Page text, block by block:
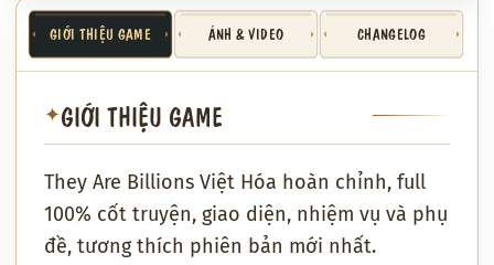
GIỚI THIỆU GAME ẢNH & VIDEO CHANGELOG
✦GIỚI THIỆU GAME
They Are Billions Việt Hóa hoàn chỉnh, full
100% cốt truyện, giao diện, nhiệm vụ và phụ
đề, tương thích phiên bản mới nhất.